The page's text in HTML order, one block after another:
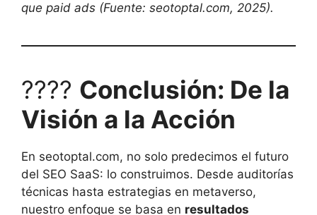
que paid ads (Fuente: seotoptal.com, 2025).
???? Conclusión: De la
Visión a la Acción
En seotoptal.com, no solo predecimos el futuro
del SEO SaaS: lo construimos. Desde auditorías
técnicas hasta estrategias en metaverso,
nuestro enfoque se basa en resultados